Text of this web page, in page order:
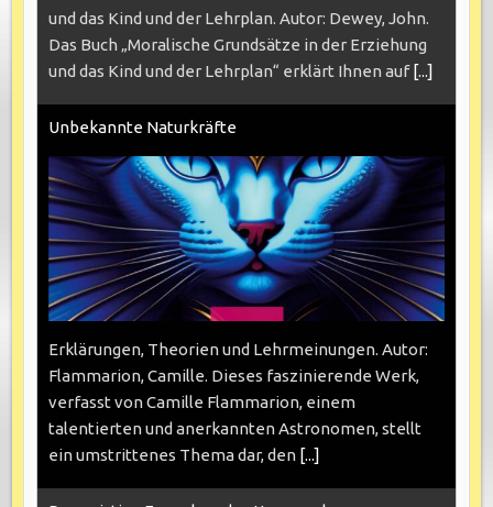
und das Kind und der Lehrplan. Autor: Dewey, John.
Das Buch „Moralische Grundsätze in der Erziehung
und das Kind und der Lehrplan“ erklärt Ihnen auf [...]
Unbekannte Naturkräfte
Erklärungen, Theorien und Lehrmeinungen. Autor:
Flammarion, Camille. Dieses faszinierende Werk,
verfasst von Camille Flammarion, einem
talentierten und anerkannten Astronomen, stellt
ein umstrittenes Thema dar, den [...]